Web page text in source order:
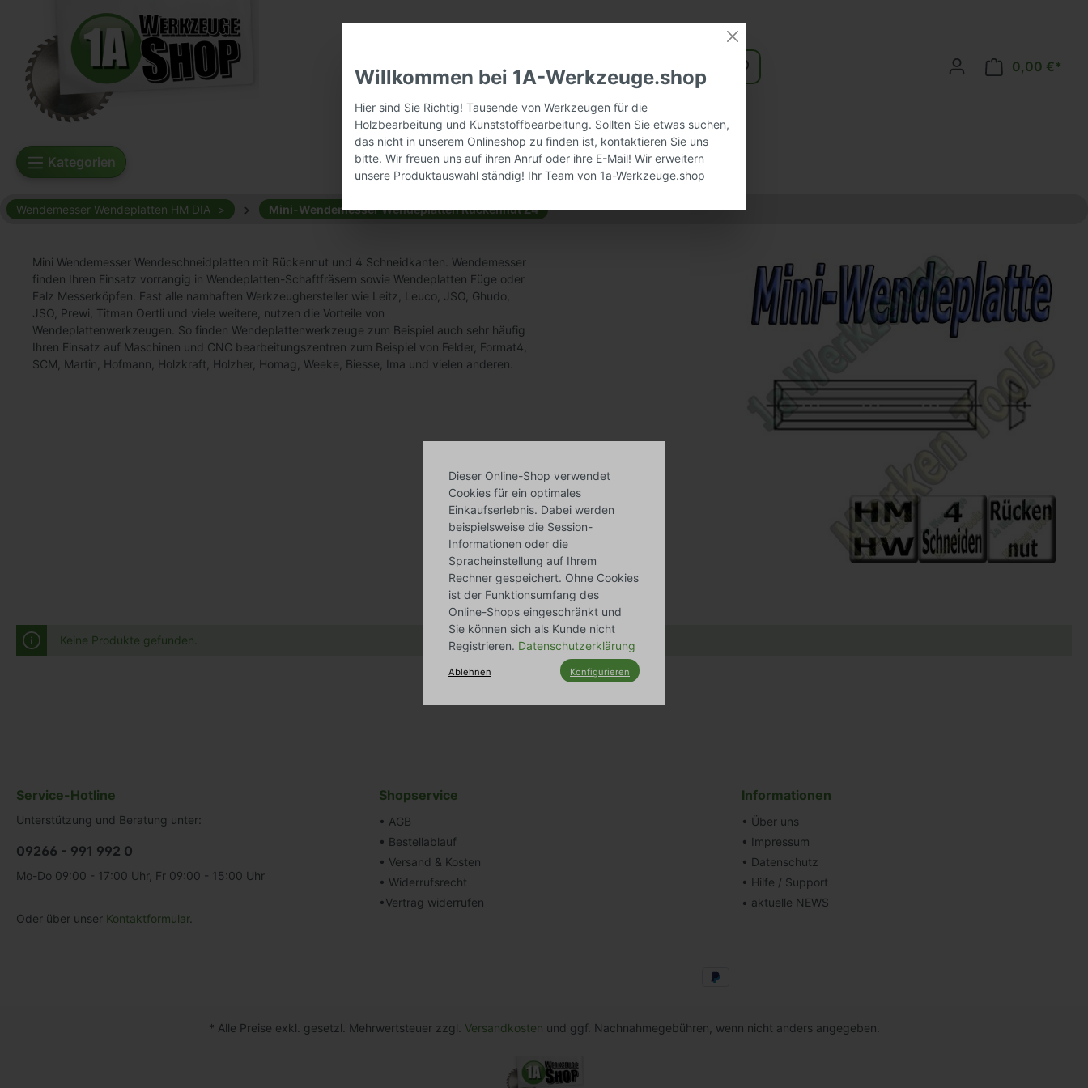
0,00 €*
Kategorien
Wendemesser Wendeplatten HM DIA Mini-Wendemesser Wendeplatten Rückennut Z4
Mini Wendemesser Wendeschneidplatten mit Rückennut und 4 Schneidkanten. Wendemesser
finden Ihren Einsatz vorrangig in Wendeplatten-Schaftfräsern sowie Wendeplatten Füge oder
Falz Messerköpfen. Fast alle namhaften Werkzeughersteller wie Leitz, Leuco, JSO, Ghudo,
JSO, Prewi, Titman Oertli und viele weitere, nutzen die Vorteile von
Wendeplattenwerkzeugen. So finden Wendeplattenwerkzeuge zum Beispiel auch sehr häufig
Ihren Einsatz auf Maschinen und CNC bearbeitungszentren zum Beispiel von Felder, Format4,
SCM, Martin, Hofmann, Holzkraft, Holzher, Homag, Weeke, Biesse, Ima und vielen anderen.
Keine Produkte gefunden.
Service-Hotline
Unterstützung und Beratung unter:
09266 - 991 992 0
Mo-Do 09:00 - 17:00 Uhr, Fr 09:00 - 15:00 Uhr
Oder über unser Kontaktformular.
Shopservice
• AGB
• Bestellablauf
• Versand & Kosten
• Widerrufsrecht
•Vertrag widerrufen
Informationen
• Über uns
• Impressum
• Datenschutz
• Hilfe / Support
• aktuelle NEWS
* Alle Preise exkl. gesetzl. Mehrwertsteuer zzgl. Versandkosten und ggf. Nachnahmegebühren, wenn nicht anders angegeben.
Dieser Online-Shop verwendet
Cookies für ein optimales
Einkaufserlebnis. Dabei werden
beispielsweise die Session-
Informationen oder die
Spracheinstellung auf Ihrem
Rechner gespeichert. Ohne Cookies
ist der Funktionsumfang des
Online-Shops eingeschränkt und
Sie können sich als Kunde nicht
Registrieren. Datenschutzerklärung
Ablehnen Konfigurieren
Willkommen bei 1A-Werkzeuge.shop
Hier sind Sie Richtig! Tausende von Werkzeugen für die
Holzbearbeitung und Kunststoffbearbeitung. Sollten Sie etwas suchen,
das nicht in unserem Onlineshop zu finden ist, kontaktieren Sie uns
bitte. Wir freuen uns auf ihren Anruf oder ihre E-Mail! Wir erweitern
unsere Produktauswahl ständig! Ihr Team von 1a-Werkzeuge.shop